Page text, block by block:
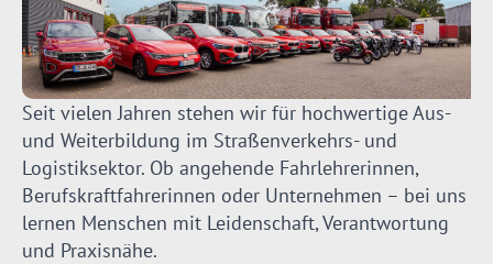
Seit vielen Jahren stehen wir für hochwertige Aus-
und Weiterbildung im Straßenverkehrs- und
Logistiksektor. Ob angehende Fahrlehrerinnen,
Berufskraftfahrerinnen oder Unternehmen – bei uns
lernen Menschen mit Leidenschaft, Verantwortung
und Praxisnähe.